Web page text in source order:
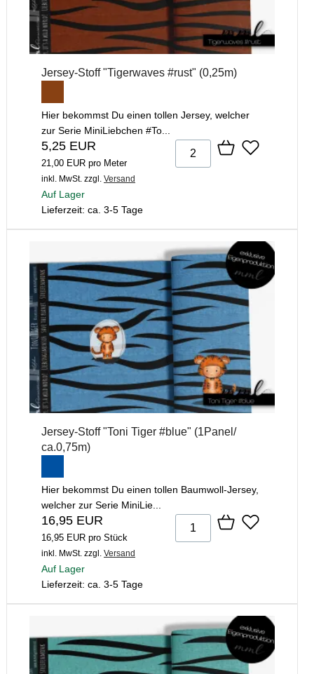
Jersey-Stoff "Tigerwaves #rust" (0,25m)
Hier bekommst Du einen tollen Jersey, welcher
zur Serie MiniLiebchen #To...
5,25 EUR
21,00 EUR pro Meter
inkl. MwSt. zzgl. Versand
Auf Lager
Lieferzeit: ca. 3-5 Tage
Jersey-Stoff "Toni Tiger #blue" (1Panel/
ca.0,75m)
Hier bekommst Du einen tollen Baumwoll-Jersey,
welcher zur Serie MiniLie...
16,95 EUR
16,95 EUR pro Stück
inkl. MwSt. zzgl. Versand
Auf Lager
Lieferzeit: ca. 3-5 Tage